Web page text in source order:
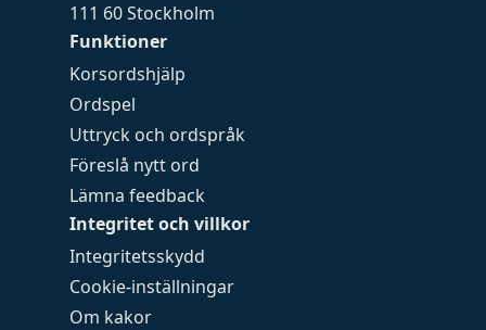
Funktioner
Korsordshjälp
Ordspel
Uttryck och ordspråk
Föreslå nytt ord
Lämna feedback
Integritet och villkor
Integritetsskydd
Cookie-inställningar
Om kakor
111 60 Stockholm